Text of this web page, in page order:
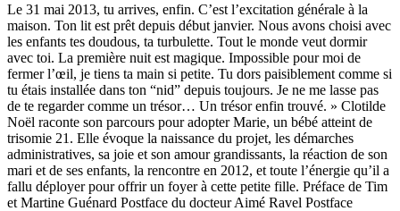
Le 31 mai 2013, tu arrives, enfin. C’est l’excitation générale à la
maison. Ton lit est prêt depuis début janvier. Nous avons choisi avec
les enfants tes doudous, ta turbulette. Tout le monde veut dormir
avec toi. La première nuit est magique. Impossible pour moi de
fermer l’œil, je tiens ta main si petite. Tu dors paisiblement comme si
tu étais installée dans ton “nid” depuis toujours. Je ne me lasse pas
de te regarder comme un trésor… Un trésor enfin trouvé. » Clotilde
Noël raconte son parcours pour adopter Marie, un bébé atteint de
trisomie 21. Elle évoque la naissance du projet, les démarches
administratives, sa joie et son amour grandissants, la réaction de son
mari et de ses enfants, la rencontre en 2012, et toute l’énergie qu’il a
fallu déployer pour offrir un foyer à cette petite fille. Préface de Tim
et Martine Guénard Postface du docteur Aimé Ravel Postface